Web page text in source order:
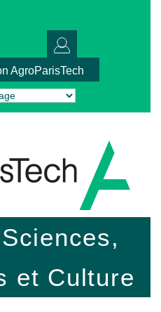
AgroParisTech
Translate
et Culture